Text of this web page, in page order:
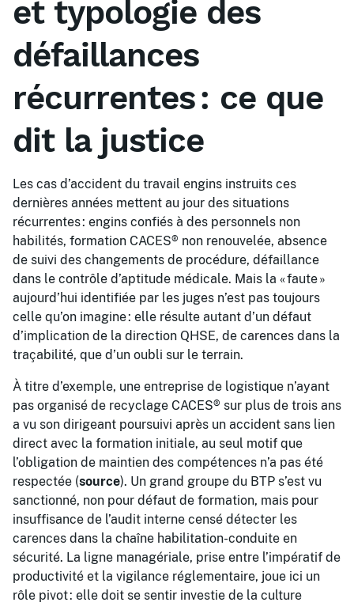
et typologie des
défaillances
récurrentes : ce que
dit la justice
Les cas d’accident du travail engins instruits ces
dernières années mettent au jour des situations
récurrentes : engins confiés à des personnels non
habilités, formation CACES® non renouvelée, absence
de suivi des changements de procédure, défaillance
dans le contrôle d’aptitude médicale. Mais la « faute »
aujourd’hui identifiée par les juges n’est pas toujours
celle qu’on imagine : elle résulte autant d’un défaut
d’implication de la direction QHSE, de carences dans la
traçabilité, que d’un oubli sur le terrain.
À titre d’exemple, une entreprise de logistique n’ayant
pas organisé de recyclage CACES® sur plus de trois ans
a vu son dirigeant poursuivi après un accident sans lien
direct avec la formation initiale, au seul motif que
l’obligation de maintien des compétences n’a pas été
respectée (source). Un grand groupe du BTP s’est vu
sanctionné, non pour défaut de formation, mais pour
insuffisance de l’audit interne censé détecter les
carences dans la chaîne habilitation-conduite en
sécurité. La ligne managériale, prise entre l’impératif de
productivité et la vigilance réglementaire, joue ici un
rôle pivot : elle doit se sentir investie de la culture